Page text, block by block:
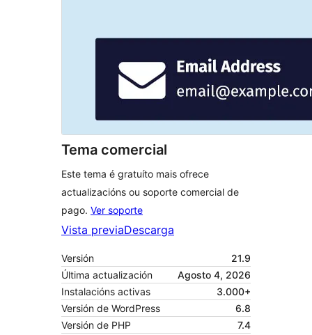
Tema comercial
Este tema é gratuíto mais ofrece
actualizacións ou soporte comercial de
pago. Ver soporte
Vista previaDescarga
Versión
21.9
Última actualización
Agosto 4, 2026
Instalacións activas
3.000+
Versión de WordPress
6.8
Versión de PHP
7.4